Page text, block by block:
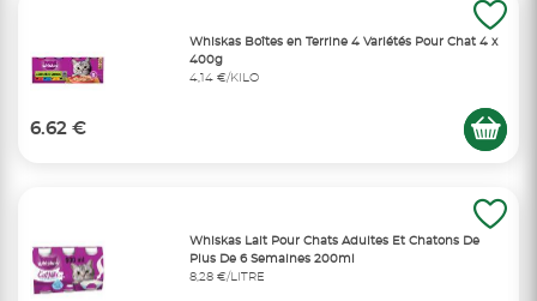
Whiskas Boîtes en Terrine 4 Variétés Pour Chat 4 x
400g
4,14 €/KILO
6.62 €
Whiskas Lait Pour Chats Adultes Et Chatons De
Plus De 6 Semaines 200ml
8,28 €/LITRE